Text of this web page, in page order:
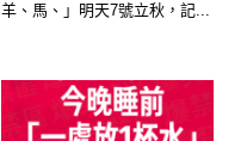
羊、馬、」明天7號立秋，記...